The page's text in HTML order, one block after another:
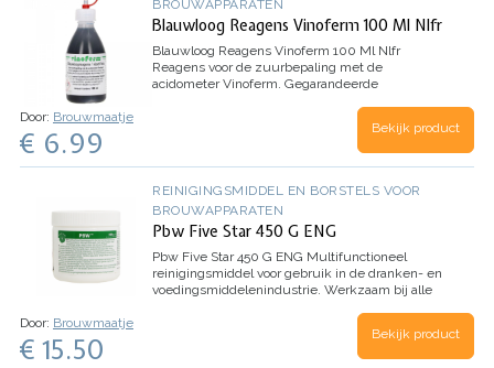
BROUWAPPARATEN
Blauwloog Reagens Vinoferm 100 Ml Nlfr
Blauwloog Reagens Vinoferm 100 Ml Nlfr
Reagens voor de zuurbepaling met de
acidometer Vinoferm. Gegarandeerde
plaats van de zuurgraad van mijn most de pH
Door: Brouwmaatje
€ 6.99 Bekijk product
REINIGINGSMIDDEL EN BORSTELS VOOR
BROUWAPPARATEN
Pbw Five Star 450 G ENG
Pbw Five Star 450 G ENG Multifunctioneel
reinigingsmiddel voor gebruik in de dranken- en
voedingsmiddelenindustrie. Werkzaam bij alle
en restanten van aangekoekt zetmeel,…
Door: Brouwmaatje
€ 15.50 Bekijk product